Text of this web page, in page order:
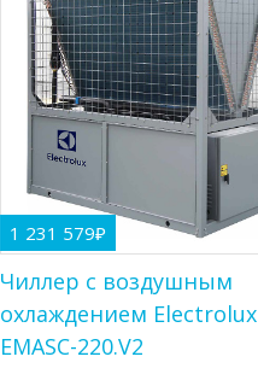
1 231 579₽
Чиллер с воздушным
охлаждением Electrolux
EMASC-220.V2